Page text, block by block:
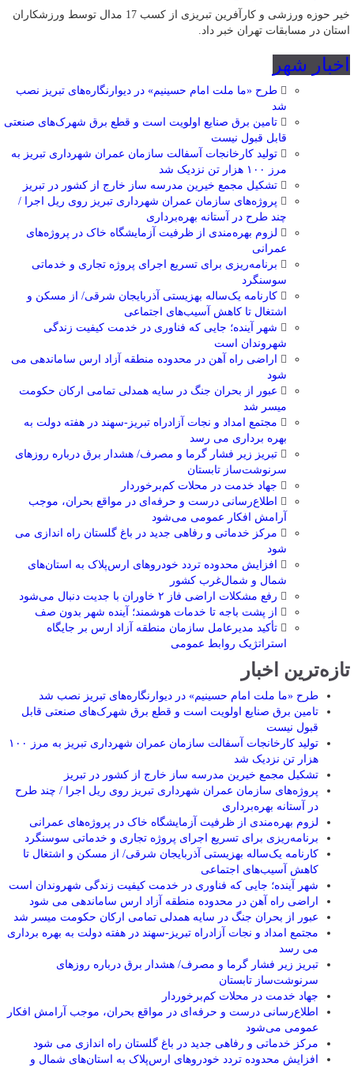
خیر حوزه ورزشی و کارآفرین تبریزی از کسب 17 مدال توسط ورزشکاران
استان در مسابقات تهران خبر داد.
اخبار شهر
طرح «ما ملت امام حسینیم» در دیوارنگاره‌های تبریز نصب
شد
تامین برق صنایع اولویت است و قطع برق شهرک‌های صنعتی
قابل قبول نیست
تولید کارخانجات آسفالت سازمان عمران شهرداری تبریز به
مرز ۱۰۰ هزار تن نزدیک شد
تشکیل مجمع خیرین مدرسه ‌ساز خارج از کشور در تبریز
پروژه‌های سازمان عمران شهرداری تبریز روی ریل اجرا /
چند طرح در آستانه بهره‌برداری
لزوم بهره‌مندی از ظرفیت آزمایشگاه خاک در پروژه‌های
عمرانی
برنامه‌ریزی برای تسریع اجرای پروژه تجاری و خدماتی
سوسنگرد
کارنامه یک‌ساله بهزیستی آذربایجان شرقی/ از مسکن و
اشتغال تا کاهش آسیب‌های اجتماعی
شهر آینده؛ جایی که فناوری در خدمت کیفیت زندگی
شهروندان است
اراضی راه آهن در محدوده منطقه آزاد ارس ساماندهی می
شود
عبور از بحران جنگ در سایه همدلی تمامی ارکان حکومت
میسر شد
مجتمع امداد و نجات آزادراه تبریز-سهند در هفته دولت به
بهره ‌برداری می‌ رسد
تبریز زیر فشار گرما و مصرف/ هشدار برق درباره روزهای
سرنوشت‌ساز تابستان
جهاد خدمت در محلات کم‌برخوردار
اطلاع‌رسانی درست و حرفه‌ای در مواقع بحران، موجب
آرامش افکار عمومی می‌شود
مرکز خدماتی و رفاهی جدید در باغ گلستان راه اندازی می
شود
افزایش محدوده تردد خودروهای ارس‌پلاک به استان‌های
شمال و شمال‌غرب کشور
رفع مشکلات اراضی فاز ۲ خاوران با جدیت دنبال می‌شود
از پشت باجه تا خدمات هوشمند؛ آینده شهر بدون صف
تأکید مدیرعامل سازمان منطقه آزاد ارس بر جایگاه
استراتژیک روابط عمومی
تازه‌ترین اخبار
طرح «ما ملت امام حسینیم» در دیوارنگاره‌های تبریز نصب شد
تامین برق صنایع اولویت است و قطع برق شهرک‌های صنعتی قابل
قبول نیست
تولید کارخانجات آسفالت سازمان عمران شهرداری تبریز به مرز ۱۰۰
هزار تن نزدیک شد
تشکیل مجمع خیرین مدرسه ‌ساز خارج از کشور در تبریز
پروژه‌های سازمان عمران شهرداری تبریز روی ریل اجرا / چند طرح
در آستانه بهره‌برداری
لزوم بهره‌مندی از ظرفیت آزمایشگاه خاک در پروژه‌های عمرانی
برنامه‌ریزی برای تسریع اجرای پروژه تجاری و خدماتی سوسنگرد
کارنامه یک‌ساله بهزیستی آذربایجان شرقی/ از مسکن و اشتغال تا
کاهش آسیب‌های اجتماعی
شهر آینده؛ جایی که فناوری در خدمت کیفیت زندگی شهروندان است
اراضی راه آهن در محدوده منطقه آزاد ارس ساماندهی می شود
عبور از بحران جنگ در سایه همدلی تمامی ارکان حکومت میسر شد
مجتمع امداد و نجات آزادراه تبریز-سهند در هفته دولت به بهره ‌برداری
می‌ رسد
تبریز زیر فشار گرما و مصرف/ هشدار برق درباره روزهای
سرنوشت‌ساز تابستان
جهاد خدمت در محلات کم‌برخوردار
اطلاع‌رسانی درست و حرفه‌ای در مواقع بحران، موجب آرامش افکار
عمومی می‌شود
مرکز خدماتی و رفاهی جدید در باغ گلستان راه اندازی می شود
افزایش محدوده تردد خودروهای ارس‌پلاک به استان‌های شمال و